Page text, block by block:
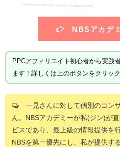
NBSアカデ
PPCアフィリエイト初心者から実践
ます！詳しくは上のボタンをクリッ
一見さんに対して個別のコン
ん。NBSアカデミーが私(ジン)が
ビスであり、最上級の情報提供を
NBSを第一優先にし、私が提供す